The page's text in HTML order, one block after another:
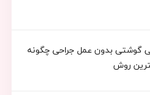
گوشتی بدون عمل جراحی چگونه
روش